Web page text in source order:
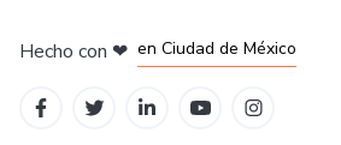
Hecho con ❤ en Ciudad de México